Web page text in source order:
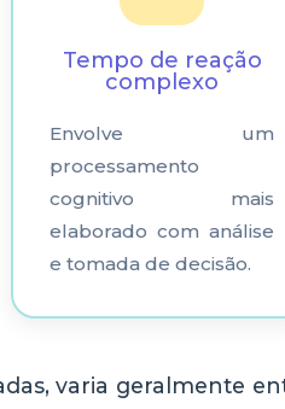
Tempo de reação
complexo
Envolve um
processamento
cognitivo mais
elaborado com análise
e tomada de decisão.
varia geralmente